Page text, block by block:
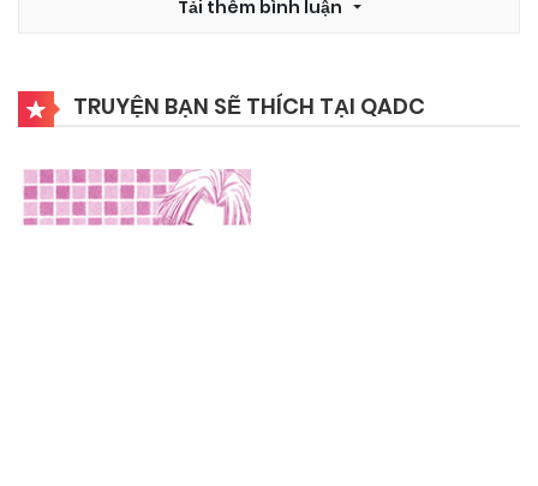
03/11/2024
Tải thêm bình luận
TRUYỆN BẠN SẼ THÍCH TẠI QADC